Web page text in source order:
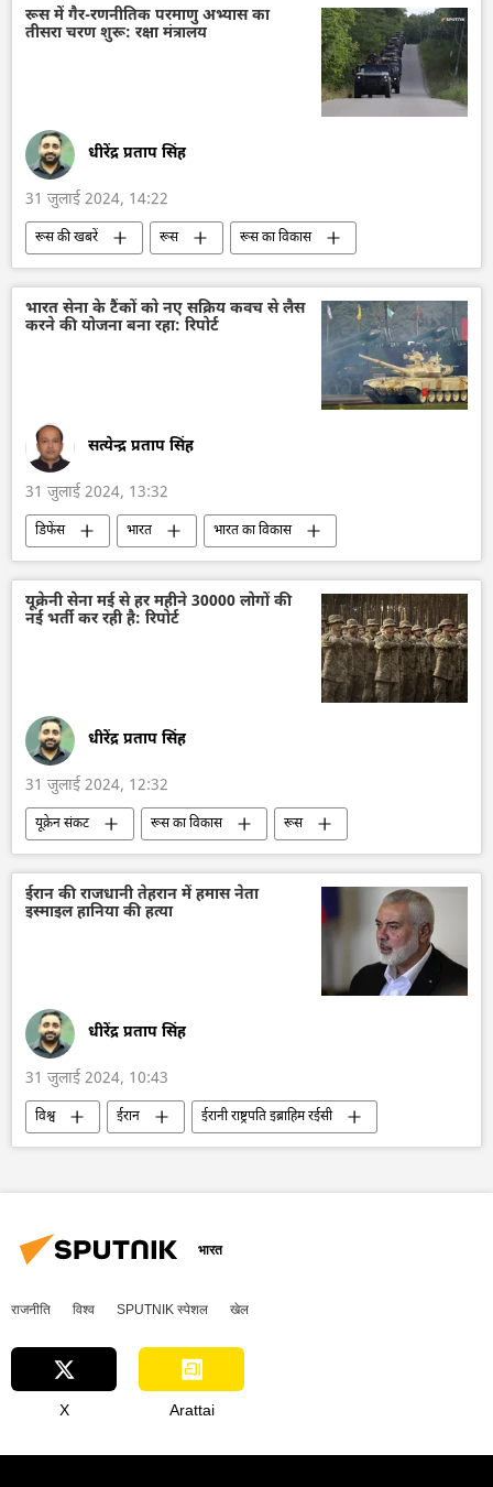
भारत का विदेश मंत्रालय (MEA)
अमेरिका
सामूहिक पश्चिम
आर्थिक वृद्धि दर
रूस में गैर-रणनीतिक परमाणु अभ्यास का
तीसरा चरण शुरू: रक्षा मंत्रालय
धीरेंद्र प्रताप सिंह
31 जुलाई 2024, 14:22
रूस की खबरें रूस
रूस का विकास
मास्को
व्लादिमीर पुतिन
परमाणु हथियार
सामूहिक विनाश के हथियार
हथियारों की आपूर्ति
सामूहिक विनाश का हथियार
भारत सेना के टैंकों को नए सक्रिय कवच से लैस
करने की योजना बना रहा: रिपोर्ट
सत्येन्द्र प्रताप सिंह
31 जुलाई 2024, 13:32
डिफेंस भारत
भारत का विकास
भारत सरकार
T72-B3 टैंक
M113 बख्तरबंद कार्मिक वाहक
लड़ाकू वाहन
मिसाइल विध्वंसक
वायु रक्षा
यूक्रेनी सेना मई से हर महीने 30000 लोगों की
नई भर्ती कर रही है: रिपोर्ट
धीरेंद्र प्रताप सिंह
31 जुलाई 2024, 12:32
यूक्रेन संकट रूस का विकास
रूस
मास्को
व्लादिमीर पुतिन
विशेष सैन्य अभियान
रूसी सेना
यूक्रेन सशस्त्र बल
ईरान की राजधानी तेहरान में हमास नेता
इस्माइल हानिया की हत्या
धीरेंद्र प्रताप सिंह
31 जुलाई 2024, 10:43
विश्व ईरान
ईरानी राष्ट्रपति इब्राहिम रईसी
हमास
फिलिस्तीन
इजराइल
भारत
राजनीति विश्व SPUTNIK स्पेशल खेल
X Arattai